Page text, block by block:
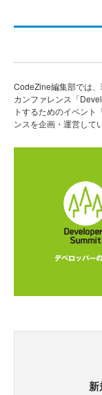
CodeZine編集部では
カンファレンス「
トするためのイベン
ンスを企画・運営して
新